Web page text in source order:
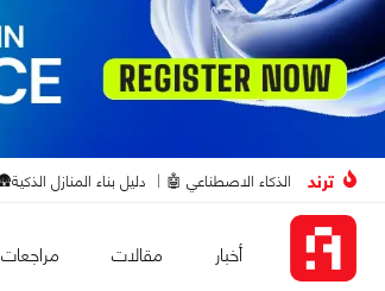
ترند الذكاء الاصطناعي 🤖 دليل بناء المنازل الذكية🛖
أخبار مقالات مراجعات